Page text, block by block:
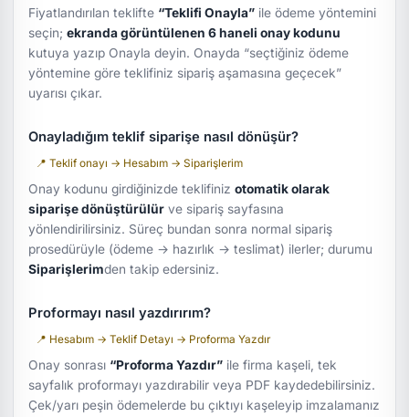
Fiyatlandırılan teklifte “Teklifi Onayla” ile ödeme yöntemini
seçin;ekranda görüntülenen 6 haneli onay kodunu
kutuya yazıp Onayla deyin. Onayda “seçtiğiniz ödeme
yöntemine göre teklifiniz sipariş aşamasına geçecek”
uyarısı çıkar.
Onayladığım teklif siparişe nasıl dönüşür?
📍 Teklif onayı → Hesabım → Siparişlerim
Onay kodunu girdiğinizde teklifinizotomatik olarak
siparişe dönüştürülür ve sipariş sayfasına
yönlendirilirsiniz. Süreç bundan sonra normal sipariş
prosedürüyle (ödeme → hazırlık → teslimat) ilerler; durumu
Siparişlerimden takip edersiniz.
Proformayı nasıl yazdırırım?
📍 Hesabım → Teklif Detayı → Proforma Yazdır
Onay sonrası “Proforma Yazdır” ile firma kaşeli, tek
sayfalık proformayı yazdırabilir veya PDF kaydedebilirsiniz.
Çek/yarı peşin ödemelerde bu çıktıyı kaşeleyip imzalamanız